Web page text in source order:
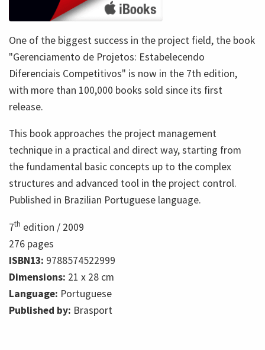
One of the biggest success in the project field, the book
"Gerenciamento de Projetos: Estabelecendo
Diferenciais Competitivos" is now in the 7th edition,
with more than 100,000 books sold since its first
release.
This book approaches the project management
technique in a practical and direct way, starting from
the fundamental basic concepts up to the complex
structures and advanced tool in the project control.
Published in Brazilian Portuguese language.
7th edition / 2009
276 pages
ISBN13: 9788574522999
Dimensions: 21 x 28 cm
Language: Portuguese
Published by: Brasport